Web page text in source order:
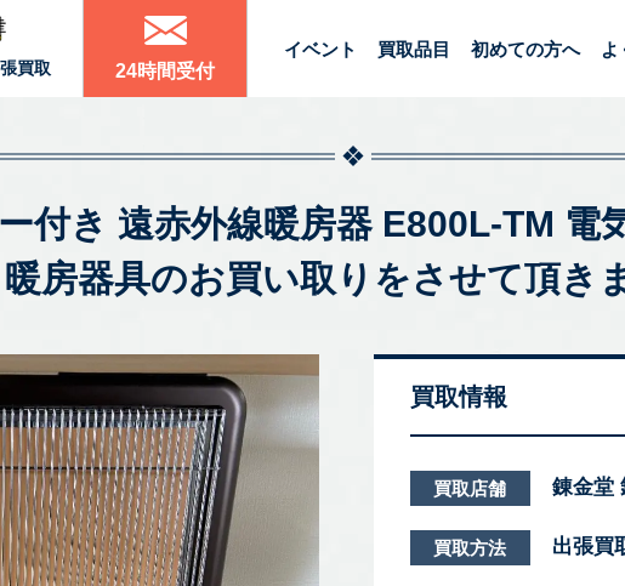
買取 24時間受付
イベント 買取品目 初めての方へ よ
付き 遠赤外線暖房器 E800L-TM 電
暖房器具のお買い取りをさせて頂き
買取情報
買取店舗 錬金堂
買取方法 出張買